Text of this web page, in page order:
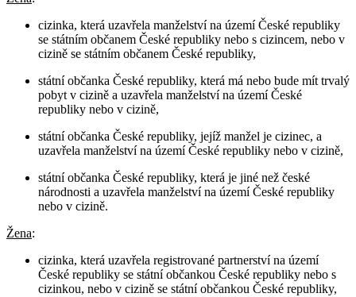
cizinka, která uzavřela manželství na území České republiky
se státním občanem České republiky nebo s cizincem, nebo v
cizině se státním občanem České republiky,
státní občanka České republiky, která má nebo bude mít trvalý
pobyt v cizině a uzavřela manželství na území České
republiky nebo v cizině,
státní občanka České republiky, jejíž manžel je cizinec, a
uzavřela manželství na území České republiky nebo v cizině,
státní občanka České republiky, která je jiné než české
národnosti a uzavřela manželství na území České republiky
nebo v cizině.
Žena:
cizinka, která uzavřela registrované partnerství na území
České republiky se státní občankou České republiky nebo s
cizinkou, nebo v cizině se státní občankou České republiky,